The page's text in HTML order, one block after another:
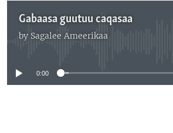
Gabaasa guutuu caqasaa
by Sagalee Ameerikaa
No media source
0:00